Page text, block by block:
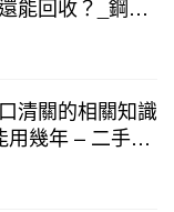
能回收？_鋼琴
清關的相關知識
幾年 – 二手鋼